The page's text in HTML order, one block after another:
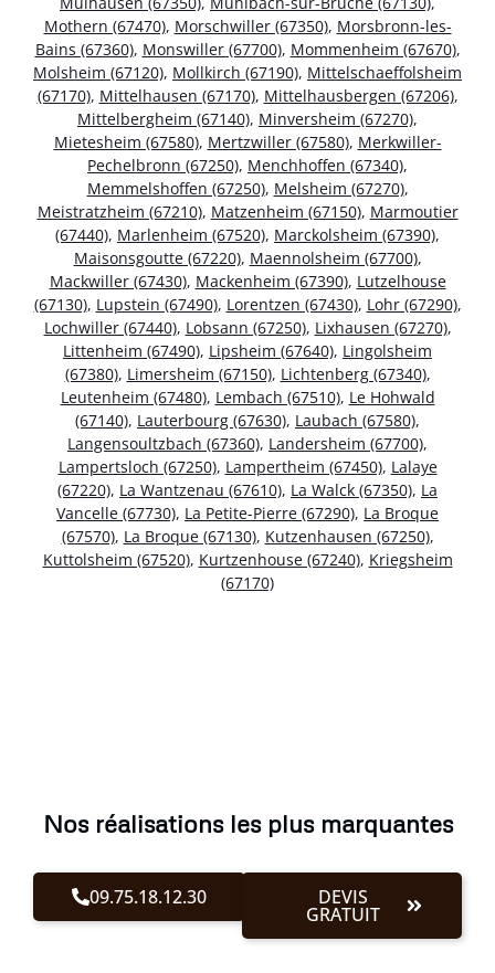
Mothern (67470), Morschwiller (67350), Morsbronn-les-
Bains (67360), Monswiller (67700), Mommenheim (67670),
Molsheim (67120), Mollkirch (67190), Mittelschaeffolsheim
(67170), Mittelhausen (67170), Mittelhausbergen (67206),
Mittelbergheim (67140), Minversheim (67270),
Mietesheim (67580), Mertzwiller (67580), Merkwiller-
Pechelbronn (67250), Menchhoffen (67340),
Memmelshoffen (67250), Melsheim (67270),
Meistratzheim (67210), Matzenheim (67150), Marmoutier
(67440), Marlenheim (67520), Marckolsheim (67390),
Maisonsgoutte (67220), Maennolsheim (67700),
Mackwiller (67430), Mackenheim (67390), Lutzelhouse
(67130), Lupstein (67490), Lorentzen (67430), Lohr (67290),
Lochwiller (67440), Lobsann (67250), Lixhausen (67270),
Littenheim (67490), Lipsheim (67640), Lingolsheim
(67380), Limersheim (67150), Lichtenberg (67340),
Leutenheim (67480), Lembach (67510), Le Hohwald
(67140), Lauterbourg (67630), Laubach (67580),
Langensoultzbach (67360), Landersheim (67700),
Lampertsloch (67250), Lampertheim (67450), Lalaye
(67220), La Wantzenau (67610), La Walck (67350), La
Vancelle (67730), La Petite-Pierre (67290), La Broque
(67570), La Broque (67130), Kutzenhausen (67250),
Kuttolsheim (67520), Kurtzenhouse (67240), Kriegsheim
(67170)
Nos réalisations les plus marquantes
09.75.18.12.30 DEVIS
GRATUIT